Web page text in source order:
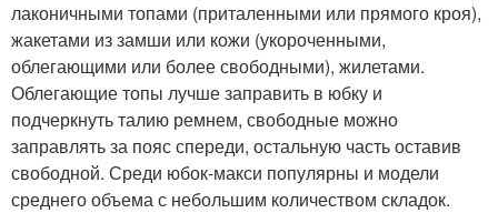
лаконичными топами (приталенными или прямого кроя),
жакетами из замши или кожи (укороченными,
облегающими или более свободными), жилетами.
Облегающие топы лучше заправить в юбку и
подчеркнуть талию ремнем, свободные можно
заправлять за пояс спереди, остальную часть оставив
свободной. Среди юбок-макси популярны и модели
среднего объема с небольшим количеством складок.